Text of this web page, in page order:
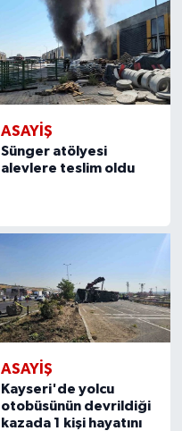
ASAYIŞ
Sünger atölyesi
alevlere teslim oldu
ASAYIŞ
Kayseri'de yolcu
otobüsünün devrildiği
kazada 1 kişi hayatını